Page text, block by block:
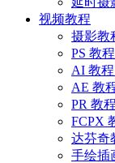
视频教程
摄影教
PS 教程
AI 教程
AE 教
PR 教程
FCPX
达芬奇
手绘插